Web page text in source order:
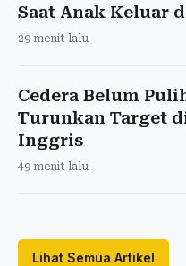
Saat Anak Keluar
29 menit lalu
Cedera Belum
Turunkan Target
Inggris
49 menit lalu
Lihat Semua Artikel